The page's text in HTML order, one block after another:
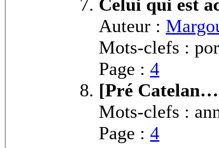
Celui qui est
Auteur :
Mots-clefs :
Page : 4
[Pré
Mots-clefs :
Page : 4